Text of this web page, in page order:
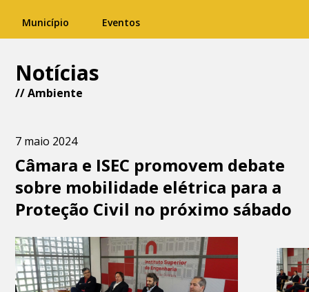
Município Eventos
Notícias
//Ambiente
7 maio 2024
Câmara e ISEC promovem debate
sobre mobilidade elétrica para a
Proteção Civil no próximo sábado